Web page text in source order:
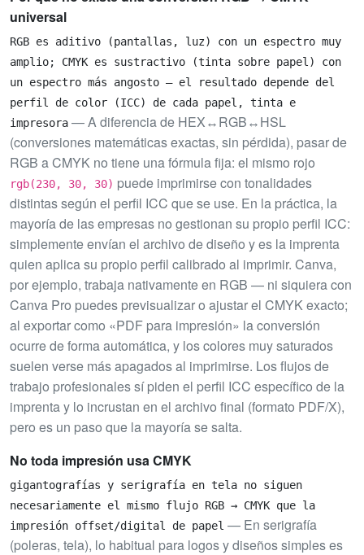
universal
RGB es aditivo (pantallas, luz) con un espectro muy
amplio; CMYK es sustractivo (tinta sobre papel) con
un espectro más angosto — el resultado depende del
perfil de color (ICC) de cada papel, tinta e
impresora — A diferencia de HEX↔RGB↔HSL
(conversiones matemáticas exactas, sin pérdida), pasar de
RGB a CMYK no tiene una fórmula fija: el mismo rojo
rgb(230, 30, 30) puede imprimirse con tonalidades
distintas según el perfil ICC que se use. En la práctica, la
mayoría de las empresas no gestionan su propio perfil ICC:
simplemente envían el archivo de diseño y es la imprenta
quien aplica su propio perfil calibrado al imprimir. Canva,
por ejemplo, trabaja nativamente en RGB — ni siquiera con
Canva Pro puedes previsualizar o ajustar el CMYK exacto;
al exportar como «PDF para impresión» la conversión
ocurre de forma automática, y los colores muy saturados
suelen verse más apagados al imprimirse. Los flujos de
trabajo profesionales sí piden el perfil ICC específico de la
imprenta y lo incrustan en el archivo final (formato PDF/X),
pero es un paso que la mayoría se salta.
No toda impresión usa CMYK
gigantografías y serigrafía en tela no siguen
necesariamente el mismo flujo RGB → CMYK que la
impresión offset/digital de papel — En serigrafía
(poleras, tela), lo habitual para logos y diseños simples es